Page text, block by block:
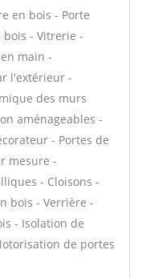
en bois - Porte
- Vitrerie -
main -
l'extérieur -
des murs
aménageables -
- Portes de
mesure -
- Cloisons -
bois - Verrière -
- Isolation de
de portes